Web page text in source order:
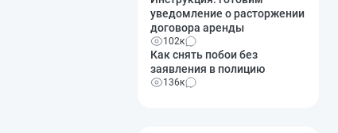
уведомление о расторжении
договора аренды
102к
Как снять побои без
заявления в полицию
136к